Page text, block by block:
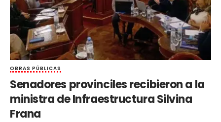
OBRAS PÚBLICAS
Senadores provinciles recibieron a la
ministra de Infraestructura Silvina
Frana